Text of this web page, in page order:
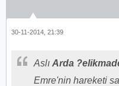
30-11-2014, 21:39
Aslı Arda
Emre'nin hareketi